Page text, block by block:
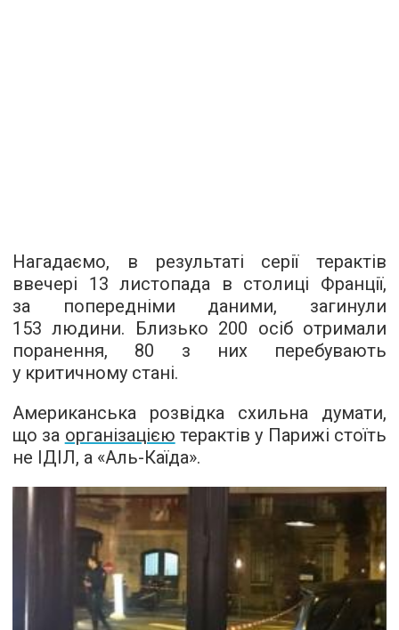
Нагадаємо, в результаті серії терактів
ввечері 13 листопада в столиці Франції,
за попередніми даними, загинули
153 людини. Близько 200 осіб отримали
поранення, 80 з них перебувають
у критичному стані.
Американська розвідка схильна думати,
що за організацією терактів у Парижі стоїть
не ІДІЛ, а «Аль-Каїда».